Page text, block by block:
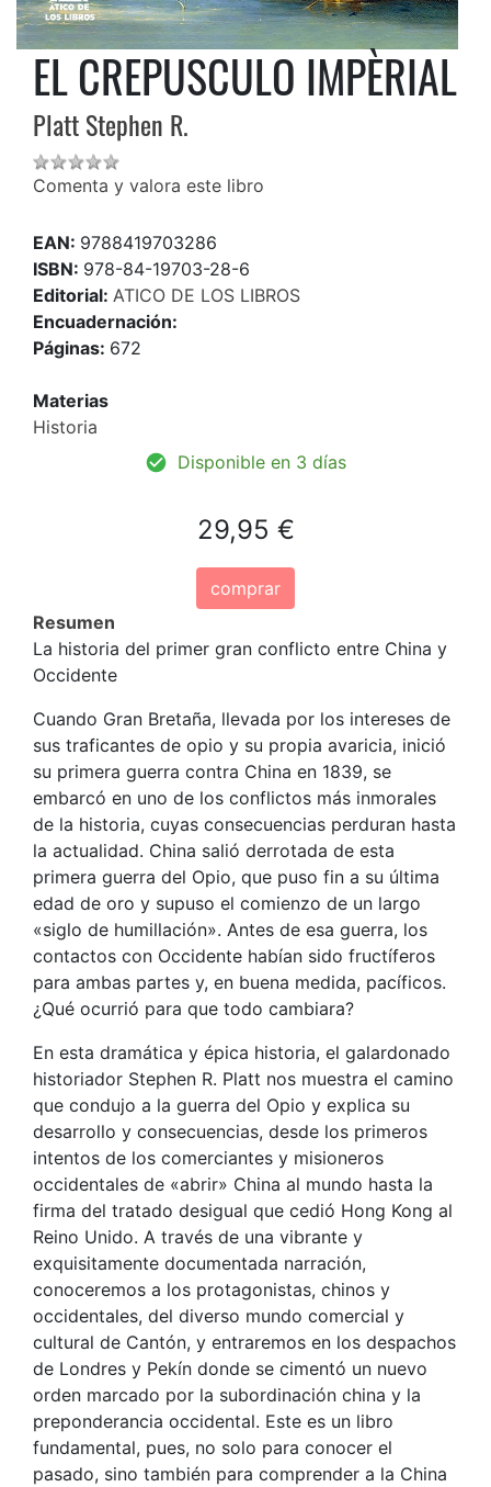
EL CREPUSCULO IMPÈRIAL
Platt Stephen R.
Comenta y valora este libro
EAN: 9788419703286
ISBN: 978-84-19703-28-6
Editorial: ATICO DE LOS LIBROS
Encuadernación:
Páginas: 672
Materias
Historia
Disponible en 3 días
29,95 €
comprar
Resumen
La historia del primer gran conflicto entre China y
Occidente
Cuando Gran Bretaña, llevada por los intereses de
sus traficantes de opio y su propia avaricia, inició
su primera guerra contra China en 1839, se
embarcó en uno de los conflictos más inmorales
de la historia, cuyas consecuencias perduran hasta
la actualidad. China salió derrotada de esta
primera guerra del Opio, que puso fin a su última
edad de oro y supuso el comienzo de un largo
«siglo de humillación». Antes de esa guerra, los
contactos con Occidente habían sido fructíferos
para ambas partes y, en buena medida, pacíficos.
¿Qué ocurrió para que todo cambiara?
En esta dramática y épica historia, el galardonado
historiador Stephen R. Platt nos muestra el camino
que condujo a la guerra del Opio y explica su
desarrollo y consecuencias, desde los primeros
intentos de los comerciantes y misioneros
occidentales de «abrir» China al mundo hasta la
firma del tratado desigual que cedió Hong Kong al
Reino Unido. A través de una vibrante y
exquisitamente documentada narración,
conoceremos a los protagonistas, chinos y
occidentales, del diverso mundo comercial y
cultural de Cantón, y entraremos en los despachos
de Londres y Pekín donde se cimentó un nuevo
orden marcado por la subordinación china y la
preponderancia occidental. Este es un libro
fundamental, pues, no solo para conocer el
pasado, sino también para comprender a la China